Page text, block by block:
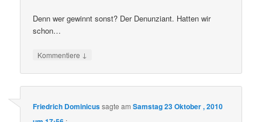
Denn wer gewinnt sonst? Der Denunziant. Hatten wir
schon…
Kommentiere ↓
Friedrich Dominicussagte amSamstag 23 Oktober , 2010